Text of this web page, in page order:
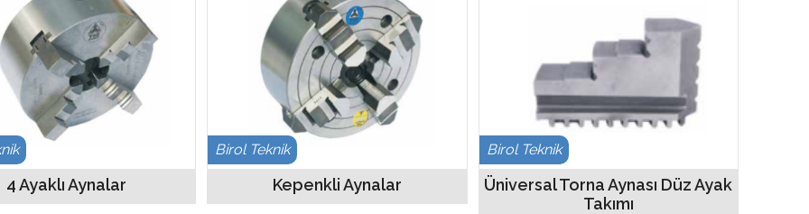
4 Ayaklı Aynalar
Birol Teknik
Kepenkli Aynalar
Birol Teknik
Üniversal Torna Aynası Düz Ayak
Takımı